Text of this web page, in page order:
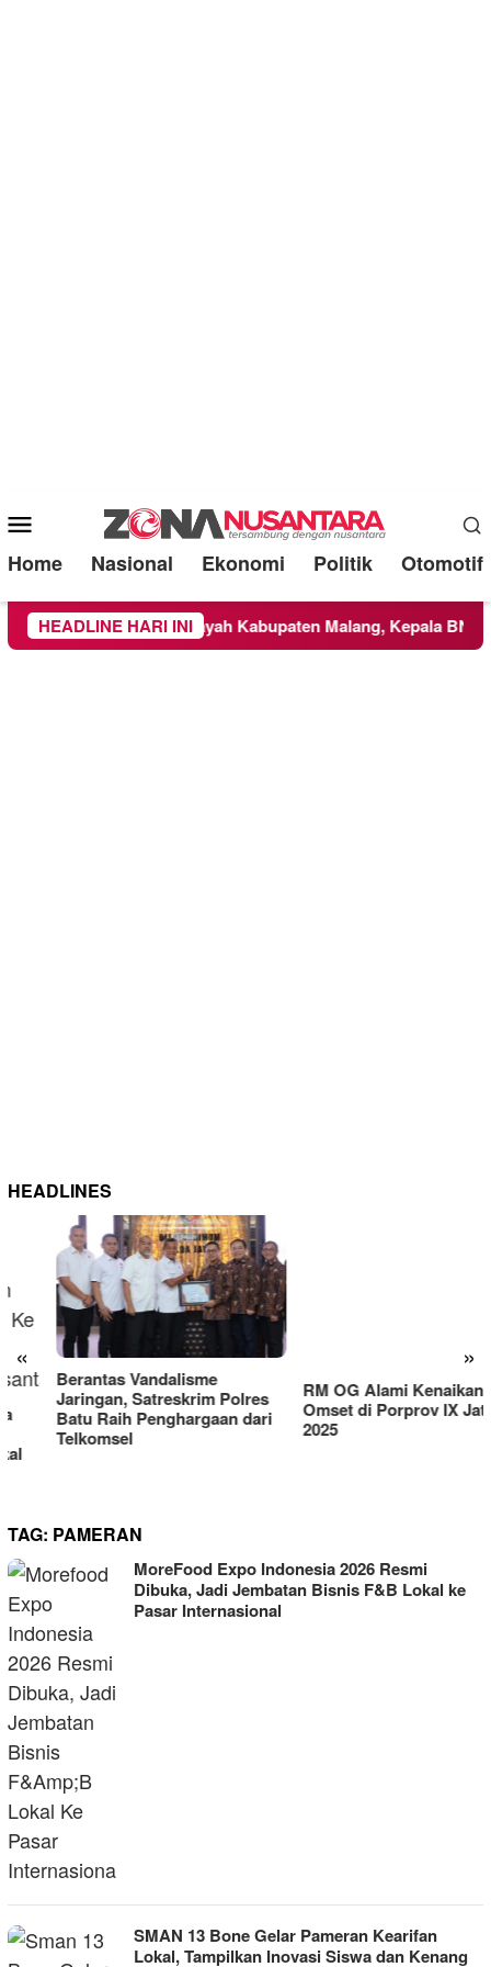
Mobile
Menu
Home Nasional Ekonomi Politik Otomotif
HEADLINE HARI INI
Meluas ke Wilayah Kabupaten Malang, Kepala BNPB
HEADLINES
« »
Berantas Vandalisme
Jaringan, Satreskrim Polres
Batu Raih Penghargaan dari
Telkomsel
RM OG Alami Kenaikan
Omset di Porprov IX Jatim
2025
TAG: PAMERAN
MoreFood Expo Indonesia 2026 Resmi
Dibuka, Jadi Jembatan Bisnis F&B Lokal ke
Pasar Internasional
SMAN 13 Bone Gelar Pameran Kearifan
Lokal, Tampilkan Inovasi Siswa dan Kenang